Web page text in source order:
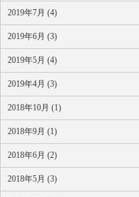
2019年7月 (4)
2019年6月 (3)
2019年5月 (4)
2019年4月 (3)
2018年10月 (1)
2018年9月 (1)
2018年6月 (2)
2018年5月 (3)